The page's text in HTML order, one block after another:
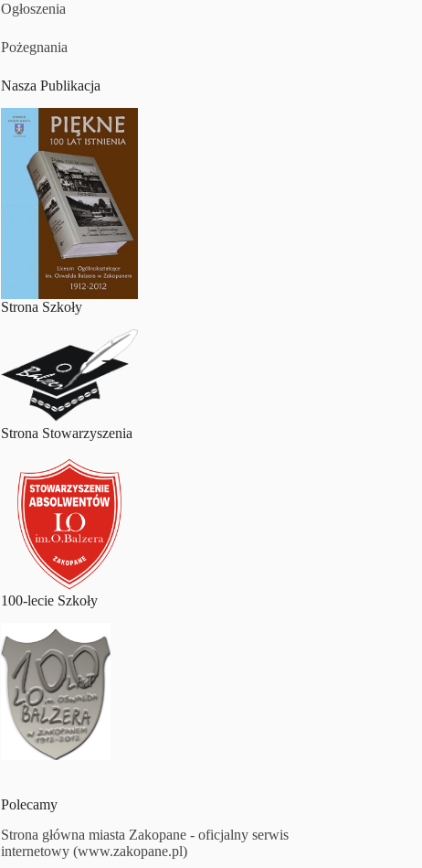
Ogłoszenia
Pożegnania
Nasza Publikacja
Strona Szkoły
Strona Stowarzyszenia
100-lecie Szkoły
Polecamy
Strona główna miasta Zakopane - oficjalny serwis
internetowy (www.zakopane.pl)